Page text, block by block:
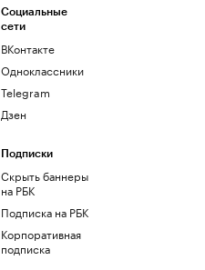
Социальные
сети
ВКонтакте
Одноклассники
Telegram
Дзен
Подписки
Скрыть баннеры
на РБК
Подписка на РБК
Корпоративная
подписка